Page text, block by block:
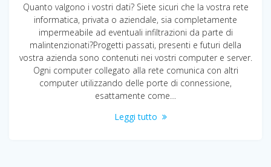
Quanto valgono i vostri dati? Siete sicuri che la vostra rete
informatica, privata o aziendale, sia completamente
impermeabile ad eventuali infiltrazioni da parte di
malintenzionati?Progetti passati, presenti e futuri della
vostra azienda sono contenuti nei vostri computer e server.
Ogni computer collegato alla rete comunica con altri
computer utilizzando delle porte di connessione,
esattamente come…
Leggi tutto